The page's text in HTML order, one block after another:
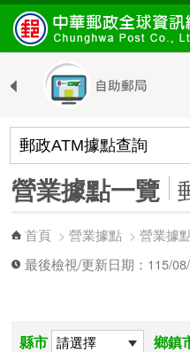
跳到主要內容區塊
營業據點一覽
首頁 >營業據點 >營業據
最後檢視/更新日期：115/
縣市 鄉鎮